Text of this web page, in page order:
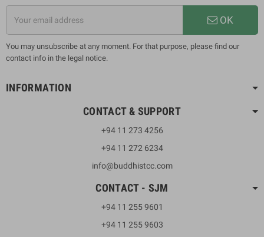
OK
You may unsubscribe at any moment. For that purpose, please find our
contact info in the legal notice.
INFORMATION
CONTACT & SUPPORT
+94 11 273 4256
+94 11 272 6234
info@buddhistcc.com
CONTACT - SJM
+94 11 255 9601
+94 11 255 9603